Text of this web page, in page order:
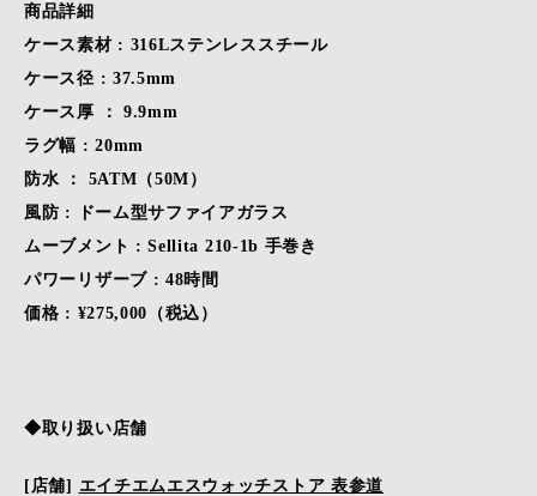
商品詳細
ケース素材 : 316Lステンレススチール
ケース径 : 37.5mm
ケース厚 ： 9.9mm
ラグ幅 : 20mm
防水 ： 5ATM（50M）
風防 : ドーム型サファイアガラス
ムーブメント : Sellita 210-1b 手巻き
パワーリザーブ : 48時間
価格 : ¥275,000（税込）
◆取り扱い店舗
[店舗] エイチエムエスウォッチストア 表参道